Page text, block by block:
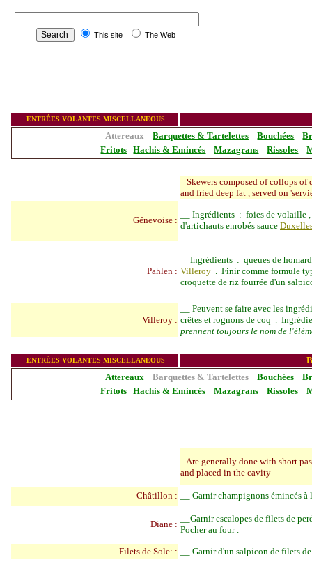
This site The Web
ENTRÉES VOLANTES MISCELLANEOUS
Attereaux Barquettes & Tartelettes Bouchées
Fritots
Hachis & Emincés Mazagrans Rissoles
Skewers composed of collops of
and fried deep fat , served on
Génevoise :
Ingrédients : foies de volaille ,
d'artichauts enrobés sauce
Pahlen :
Ingrédients : queues de
Villeroy . Finir comme formule
croquette de riz fourrée d'un
Villeroy :
Peuvent se faire avec les
crêtes et rognons de coq .
prennent toujours le nom de
ENTRÉES VOLANTES MISCELLANEOUS
Attereaux
Barquettes & Tartelettes Bouchées
Fritots
Hachis & Emincés Mazagrans Rissoles
Are generally done with short
and placed in the cavity
Châtillon : Garnir champignons émincés
Diane :
Garnir escalopes de filets de
Pocher au four .
Filets de Sole: : Garnir d'un salpicon de filets